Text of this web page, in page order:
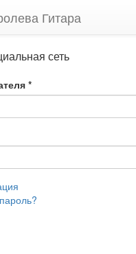
содержанию
Гитара
сеть
*